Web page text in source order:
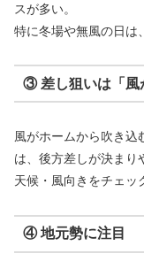
スが多い。
特に冬場や無風の日は
③ 差し狙いは「風
風がホームから吹き込
は、後方差しが決まり
天候・風向きをチェッ
④ 地元勢に注目